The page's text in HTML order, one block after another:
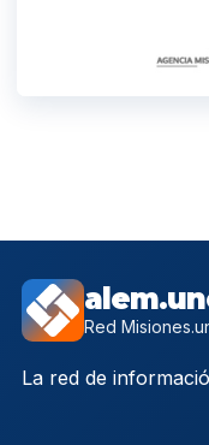
Red
La red de